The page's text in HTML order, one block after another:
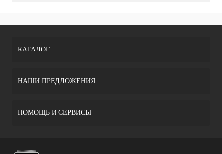
КАТАЛОГ
НАШИ ПРЕДЛОЖЕНИЯ
ПОМОЩЬ И СЕРВИСЫ